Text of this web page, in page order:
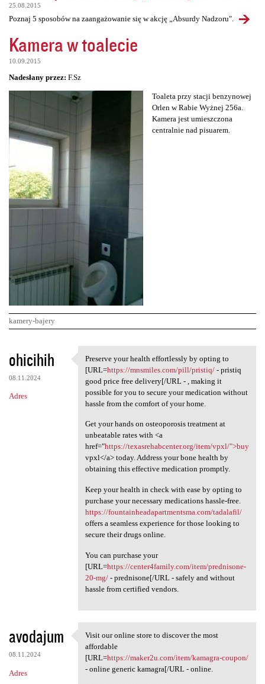
25.08.2015
Poznaj 5 sposobów na zaangażowanie się w akcję „Absurdy Nadzoru".
Kamera w toalecie
10.09.2015
Nadesłany przez: F.Sz
Toaleta przy stacji benzynowej
Orlen w Rabie Wyżnej 256a.
Kamera jest umieszczona
centralnie nad pisuarem.
kamery-bajery
K
o
m
e
ohicihih
08.11.2024
Adres
Preserve your health
Preserve your health effortlessly by opting to
[URL=https://mnsmiles.com/pill/pristiq/- pristiq
good price free delivery[/URL - , making it
possible for you to secure your medication without
hassle from the comfort of your home.
Get your hands on osteoporosis treatment at
unbeatable rates with <a
href="https://texasrehabcenter.org/item/vpxl/">buy
vpxl</a> today. Address your bone health by
obtaining this effective medication promptly.
Keep your health in check with ease by opting to
purchase your necessary medications hassle-free.
https://fountainheadapartmentsma.com/tadalafil/
offers a seamless experience for those looking to
secure their drugs online.
You can purchase your
[URL=https://center4family.com/item/prednisone-
20-mg/- prednisone[/URL - safely and without
hassle from certified vendors.
avodajum
08.11.2024
Adres
Visit our online store to
Visit our online store to discover the most
affordable
[URL=https://maker2u.com/item/kamagra-coupon/
- online generic kamagra[/URL - online.